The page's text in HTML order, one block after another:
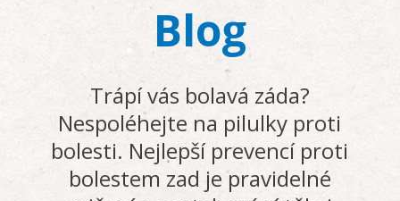
Blog
Trápí vás bolavá záda?
Nespoléhejte na pilulky proti
bolesti. Nejlepší prevencí proti
bolestem zad je pravidelné